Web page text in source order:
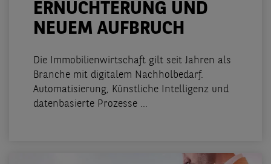
ERNÜCHTERUNG UND
NEUEM AUFBRUCH
Die Immobilienwirtschaft gilt seit Jahren als
Branche mit digitalem Nachholbedarf.
Automatisierung, Künstliche Intelligenz und
datenbasierte Prozesse ...